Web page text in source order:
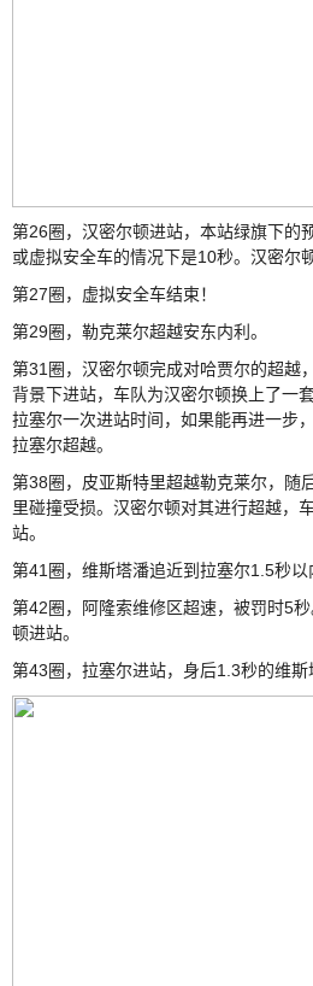
第26圈，汉密尔顿进站，本站绿旗下的
或虚拟安全车的情况下是10秒。汉密尔
第27圈，虚拟安全车结束！
第29圈，勒克莱尔超越安东内利。
第31圈，汉密尔顿完成对哈贾尔的超越
背景下进站，车队为汉密尔顿换上了一
拉塞尔一次进站时间，如果能再进一步
拉塞尔超越。
第38圈，皮亚斯特里超越勒克莱尔，随
里碰撞受损。汉密尔顿对其进行超越，
站。
第41圈，维斯塔潘追近到拉塞尔1.5秒以
第42圈，阿隆索维修区超速，被罚时5
顿进站。
第43圈，拉塞尔进站，身后1.3秒的维斯